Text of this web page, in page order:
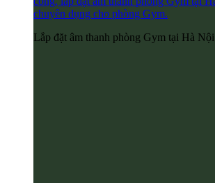
Lắp đặt âm thanh phòng Gym tại Hà Nội